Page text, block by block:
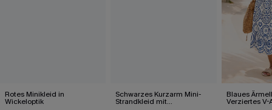
Rotes Minikleid in
Wickeloptik
Schwarzes Kurzarm Mini-
Strandkleid mit
Blaues
Verziertes